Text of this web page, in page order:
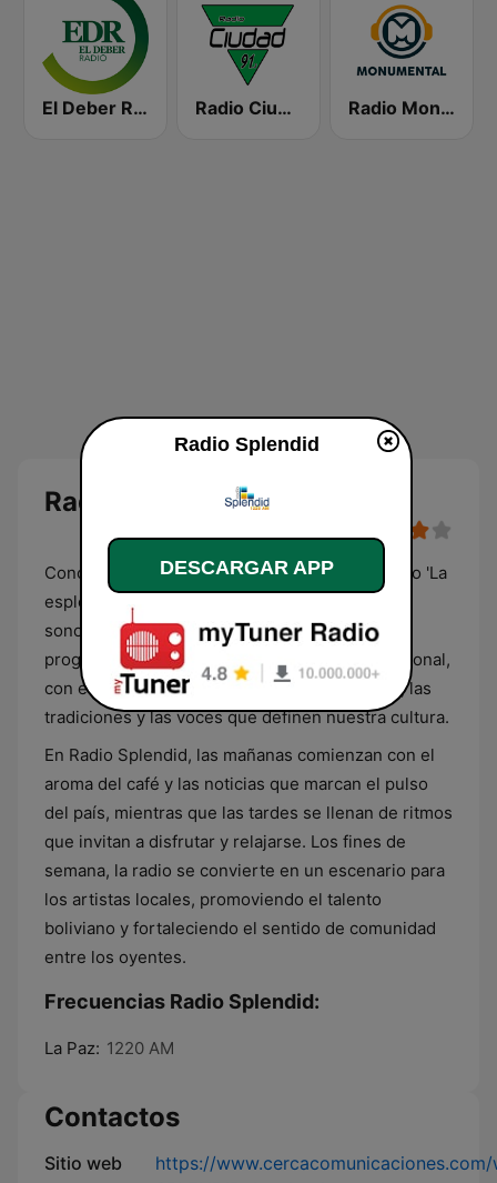
El Deber Radio Radio Ciudad Radio Monumental
Radio Splendid
Conocida cariñosamente por su audiencia como 'La
espléndida de Bolivia', esta radio es el corazón
sonoro de muchos hogares bolivianos. Su
programación es un reflejo de la identidad nacional,
con espacios dedicados a la música folclórica, las
tradiciones y las voces que definen nuestra cultura.
En Radio Splendid, las mañanas comienzan con el
aroma del café y las noticias que marcan el pulso
del país, mientras que las tardes se llenan de ritmos
que invitan a disfrutar y relajarse. Los fines de
semana, la radio se convierte en un escenario para
los artistas locales, promoviendo el talento
boliviano y fortaleciendo el sentido de comunidad
entre los oyentes.
Frecuencias Radio Splendid:
La Paz: 1220 AM
Contactos
Sitio web
https://
Radio Splendid
DESCARGAR APP